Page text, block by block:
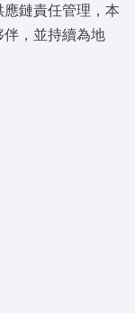
鏈責任管理，本
，並持續為地